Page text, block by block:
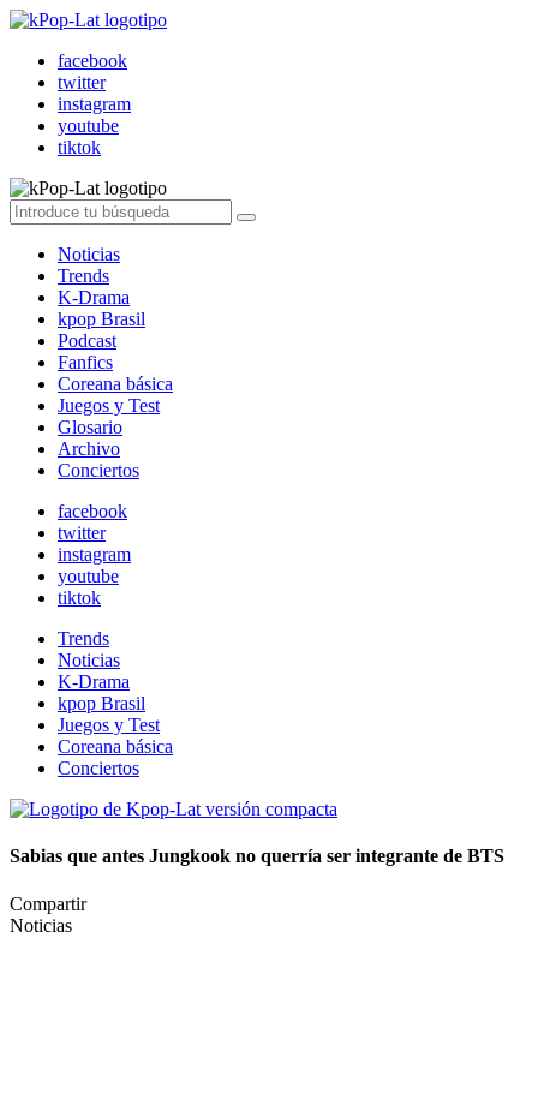
facebook
twitter
instagram
youtube
tiktok
Noticias
Trends
K-Drama
kpop Brasil
Podcast
Fanfics
Coreana básica
Juegos y Test
Glosario
Archivo
Conciertos
facebook
twitter
instagram
youtube
tiktok
Trends
Noticias
K-Drama
kpop Brasil
Juegos y Test
Coreana básica
Conciertos
Sabias que antes Jungkook no querría ser integrante de BTS
Compartir
Noticias